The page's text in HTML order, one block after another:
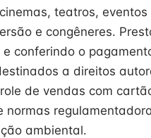
teatros,
e congêneres.
conferindo o
a direitos
de vendas com
normas
ambiental.